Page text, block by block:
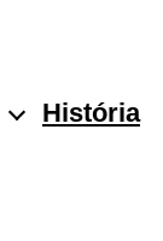
História